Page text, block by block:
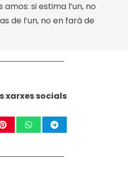
si estima l’un, no
de l’un, no en farà de
xarxes socials